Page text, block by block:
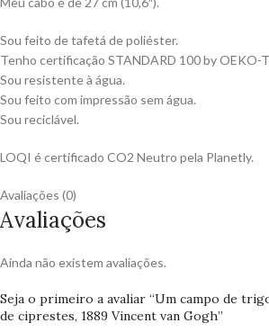
Sou feito de tafetá de poliéster.
Tenho certificação STANDARD 100 by OEKO-
Sou resistente à água.
Sou feito com impressão sem água.
Sou reciclável.
LOQI é certificado CO2 Neutro pela Planetly.
Avaliações (0)
Avaliações
Ainda não existem avaliações.
Seja o primeiro a avaliar “Um campo de
de ciprestes, 1889 Vincent van Gogh”